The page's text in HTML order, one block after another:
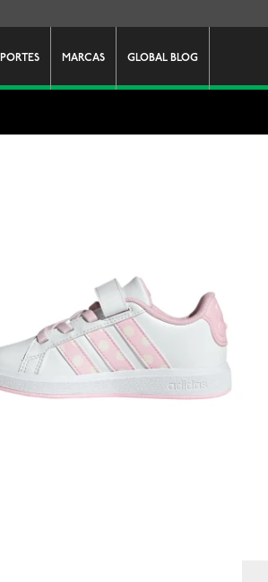
MARCAS GLOBAL BLOG